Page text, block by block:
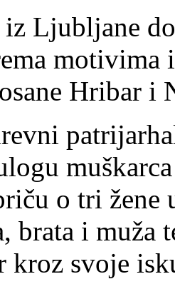
iz Ljubljane
Hribar i
o tri žene
brata i muža
kroz svoje